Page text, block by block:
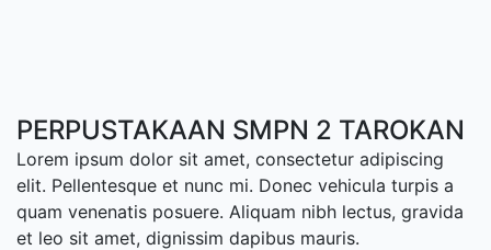
PERPUSTAKAAN SMPN 2 TAROKAN
Lorem ipsum dolor sit amet, consectetur adipiscing
elit. Pellentesque et nunc mi. Donec vehicula turpis a
quam venenatis posuere. Aliquam nibh lectus, gravida
et leo sit amet, dignissim dapibus mauris.